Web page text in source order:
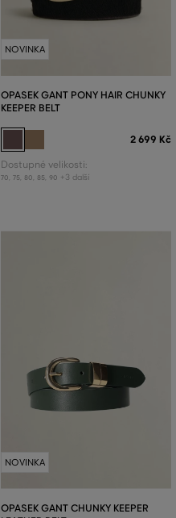
NOVINKA
OPASEK GANT PONY HAIR CHUNKY
KEEPER BELT
2 699 Kč
Dostupné velikosti:
70 75 80 85 90 +3 další
NOVINKA
OPASEK GANT CHUNKY KEEPER